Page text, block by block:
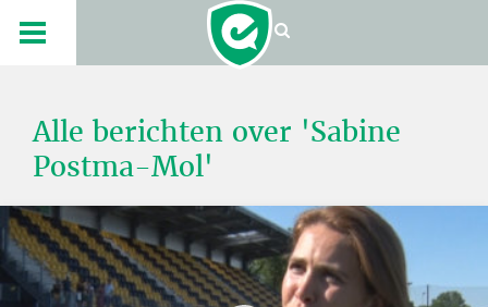
Alle berichten over 'Sabine
Postma-Mol'